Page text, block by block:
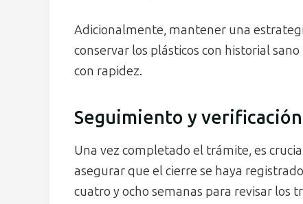
Adicionalmente, mantener una
conservar los plásticos con historial
con rapidez.
Seguimiento y
Una vez completado el trámite, es
asegurar que el cierre se haya
cuatro y ocho semanas para revisar los